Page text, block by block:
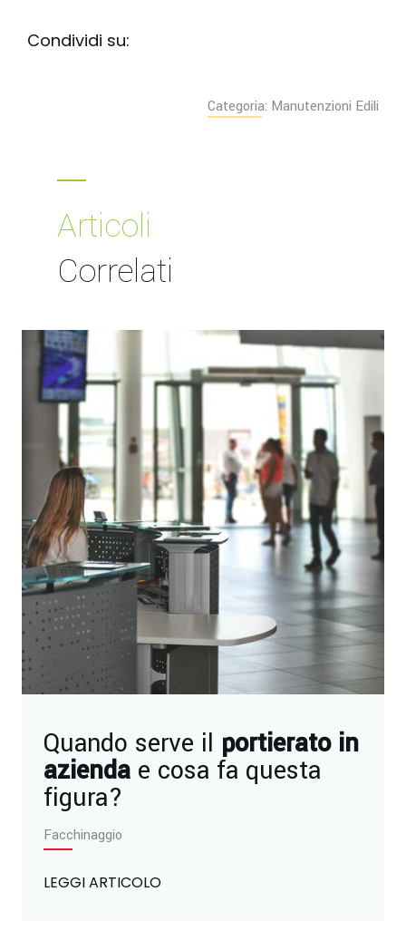
Condividi su:
Categoria: Manutenzioni Edili
Articoli
Correlati
Quando serve il portierato in
azienda e cosa fa questa
figura?
Facchinaggio
LEGGI ARTICOLO